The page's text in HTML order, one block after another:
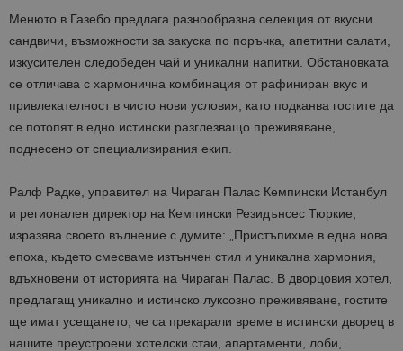
Менюто в Газебо предлага разнообразна селекция от вкусни
сандвичи, възможности за закуска по поръчка, апетитни салати,
изкусителен следобеден чай и уникални напитки. Обстановката
се отличава с хармонична комбинация от рафиниран вкус и
привлекателност в чисто нови условия, като подканва гостите да
се потопят в едно истински разглезващо преживяване,
поднесено от специализирания екип.
Ралф Радке, управител на Чираган Палас Кемпински Истанбул
и регионален директор на Кемпински Резидънсес Тюркие,
изразява своето вълнение с думите: „Пристъпихме в една нова
епоха, където смесваме изтънчен стил и уникална хармония,
вдъхновени от историята на Чираган Палас. В дворцовия хотел,
предлагащ уникално и истинско луксозно преживяване, гостите
ще имат усещането, че са прекарали време в истински дворец в
нашите преустроени хотелски стаи, апартаменти, лоби,
.bgtourism.bg
1 месец
бисквитка
свързано с
Google
Analytics -
е
по-често
на
чрез
генериран
се
всяка
страница в